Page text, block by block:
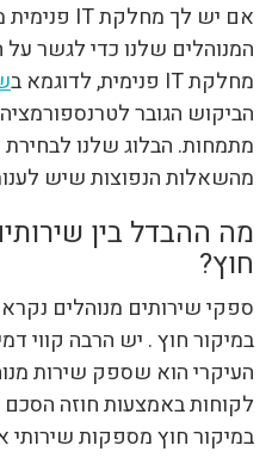
המנוהלים שלנו כדי לגשר
מחלקת IT פנימית, לדוגמא ב
הביקוש הגובר לטרנספורמציה
מתמחות. הבלוג שלנו
מהשאלות הנפוצות שיש
מה ההבדל בין
חוץ?
במיקור חוץ . יש הרבה קווי
העיקרי הוא שספק שירות
במיקור חוץ מספקות שירותי